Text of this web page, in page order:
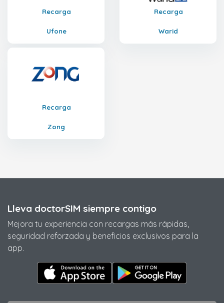
Recarga
Ufone
Recarga
Warid
Recarga
Zong
Lleva doctorSIM siempre contigo
Mejora tu experiencia con recargas más rápidas,
seguridad reforzada y beneficios exclusivos para la
app.